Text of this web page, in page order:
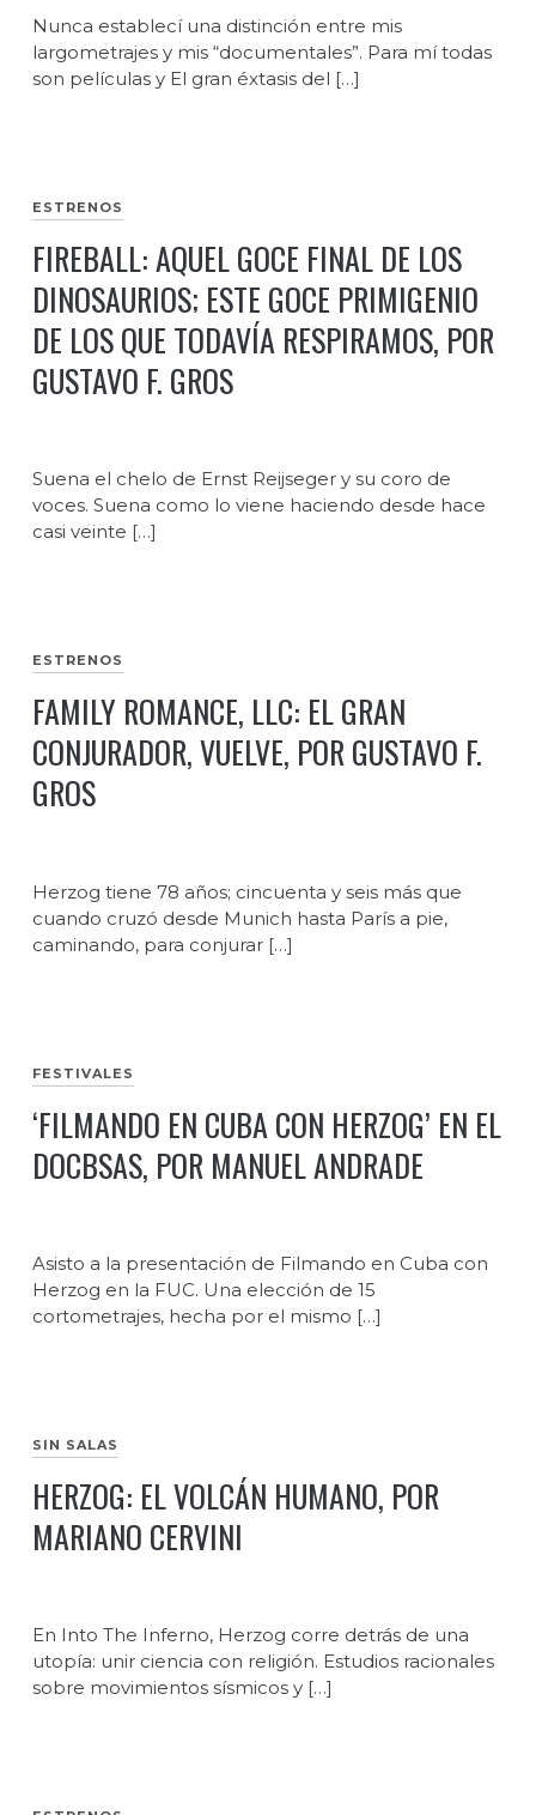
Nunca establecí una distinción entre mis
largometrajes y mis “documentales”. Para mí todas
son películas y El gran éxtasis del […]
ESTRENOS
FIREBALL: AQUEL GOCE FINAL DE LOS
DINOSAURIOS; ESTE GOCE PRIMIGENIO
DE LOS QUE TODAVÍA RESPIRAMOS, POR
GUSTAVO F. GROS
Suena el chelo de Ernst Reijseger y su coro de
voces. Suena como lo viene haciendo desde hace
casi veinte […]
ESTRENOS
FAMILY ROMANCE, LLC: EL GRAN
CONJURADOR, VUELVE, POR GUSTAVO F.
GROS
Herzog tiene 78 años; cincuenta y seis más que
cuando cruzó desde Munich hasta París a pie,
caminando, para conjurar […]
FESTIVALES
‘FILMANDO EN CUBA CON HERZOG’ EN EL
DOCBSAS, POR MANUEL ANDRADE
Asisto a la presentación de Filmando en Cuba con
Herzog en la FUC. Una elección de 15
cortometrajes, hecha por el mismo […]
SIN SALAS
HERZOG: EL VOLCÁN HUMANO, POR
MARIANO CERVINI
En Into The Inferno, Herzog corre detrás de una
utopía: unir ciencia con religión. Estudios racionales
sobre movimientos sísmicos y […]